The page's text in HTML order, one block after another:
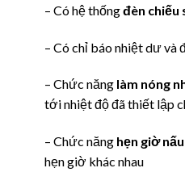
– Có hệ thốngđèn chiếu
– Có chỉ báo nhiệt dư và
– Chức năng làm nóng
tới nhiệt độ đã thiết lập
– Chức năng hẹn giờ nấu
hẹn giờ khác nhau